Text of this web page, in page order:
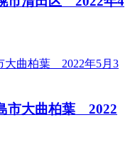
市大曲柏葉 2022